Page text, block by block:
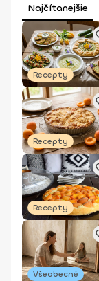
Najčítanejšie
Recepty
Recepty
Recepty
Všeobecné